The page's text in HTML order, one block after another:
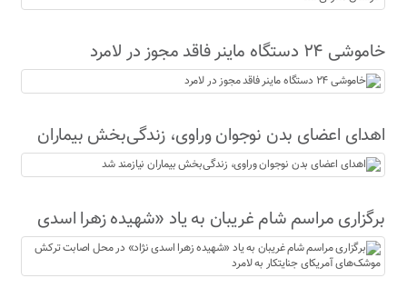
خاموشی ۲۴ دستگاه ماینر فاقد مجوز در لامرد
اهدای اعضای بدن نوجوان وراوی، زندگی‌بخش بیماران
نیازمند شد
برگزاری مراسم شام غریبان به یاد «شهیده زهرا اسدی
نژاد» در محل اصابت ترکش موشک‌های آمریکای
جنایتکار به لامرد